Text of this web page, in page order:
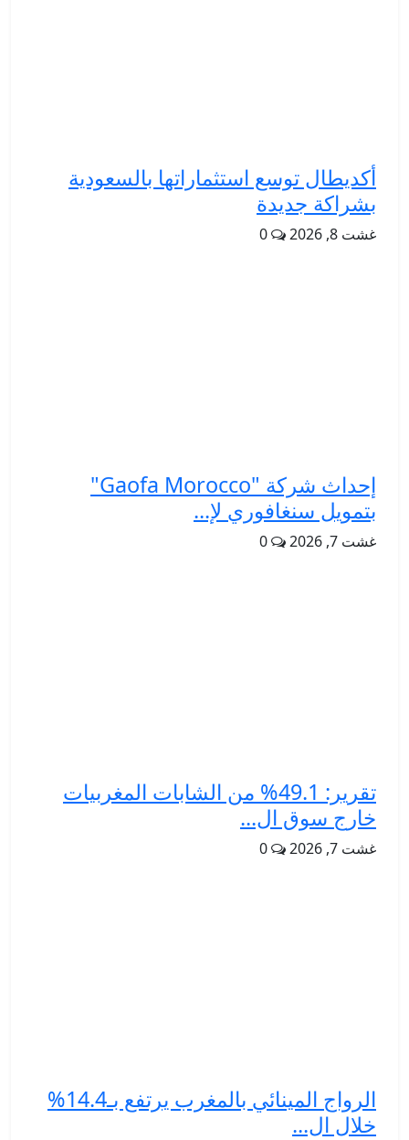
أكديطال توسع استثماراتها بالسعودية
بشراكة جديدة
غشت 8, 2026 0
إحداث شركة "Gaofa Morocco"
بتمويل سنغافوري لإ...
غشت 7, 2026 0
تقرير: 49.1% من الشابات المغربيات
خارج سوق ال...
غشت 7, 2026 0
الرواج المينائي بالمغرب يرتفع بـ14.4%
خلال ال...